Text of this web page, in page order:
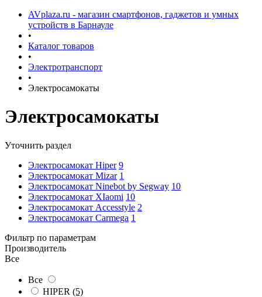
AVplaza.ru - магазин смартфонов, гаджетов и умных
устройств в Барнауле
•
Каталог товаров
•
Электротранспорт
•
Электросамокаты
Электросамокаты
Уточнить раздел
Электросамокат Hiper 9
Электросамокат Mizar 1
Электросамокат Ninebot by Segway 10
Электросамокат XIaomi 10
Электросамокат Accesstyle 2
Электросамокат Carmega 1
Фильтр по параметрам
Производитель
Все
Все
HIPER (5)